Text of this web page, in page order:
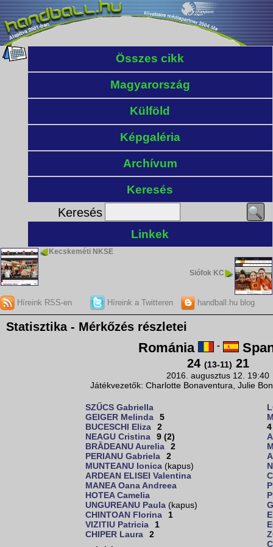
Összes cikk
Magyarország
Külföld
Képgaléria
Archívum
Keresés
Keresés
Linkek
Kecskeméti NKSE
Siófok KC
Híreink RSS-en Híreink a Twitteren handball.hu blog
Statisztika - Mérkőzés részletei
Románia -
24 (13-11) 21
2016. augusztus 12. 19:40
Játékvezetők: Charlotte Bonaventura, Julie
SZŰCS Gabriella
GEIGER Melinda
5
BUCESCHI Eliza
2
NEAGU Cristina
9 (2)
BRĂDEANU Aurelia
2
PERIANU Gabriela
2
MUNTEANU Ionica (kapus)
ARDEAN ELISEI Valentina
MANEA Oana Andreea
HOTEA Camelia
UNGUREANU Paula (kapus)
CHINTOAN Florina
1
VIZITIU Patricia
1
CHIPER Laura
2
4